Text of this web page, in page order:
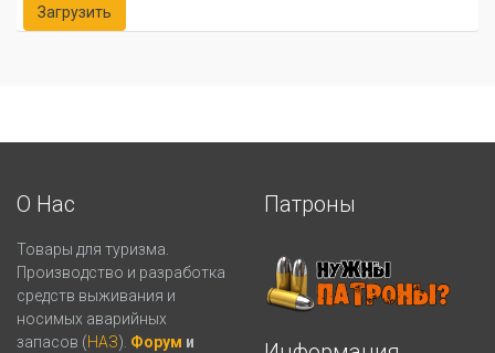
О Нас
Товары для туризма.
Производство и разработка
средств выживания и
носимых аварийных
запасов (НАЗ). Форум и
Патроны